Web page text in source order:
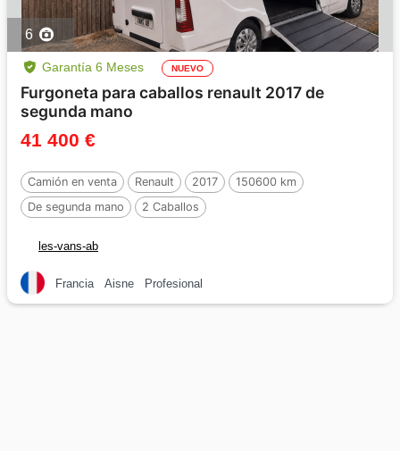
6
Garantía 6 Meses NUEVO
Furgoneta para caballos renault 2017 de
segunda mano
41 400 €
Camión en venta Renault 2017
150600 km
De segunda mano
2 Caballos
les-vans-ab
Francia Aisne Profesional